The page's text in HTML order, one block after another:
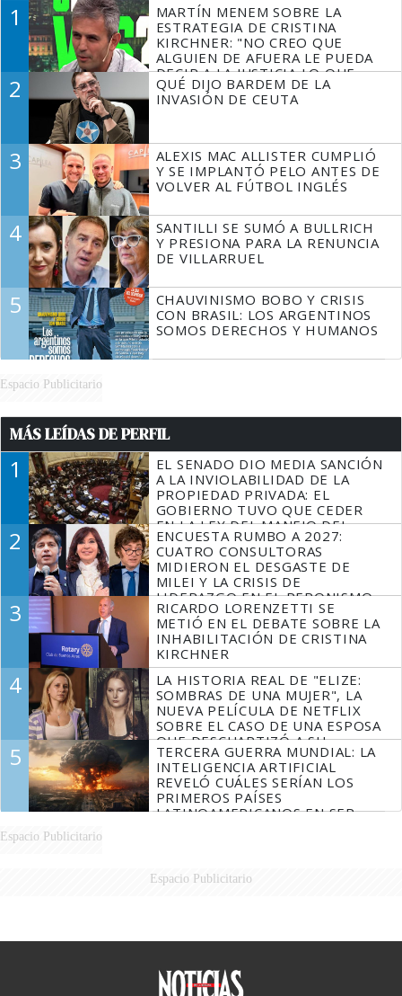
1
MARTÍN MENEM SOBRE LA
ESTRATEGIA DE CRISTINA
KIRCHNER: "NO CREO QUE
ALGUIEN DE AFUERA LE PUEDA
DECIR A LA JUSTICIA LO QUE
TIENE QUE HACER"
2
QUÉ DIJO BARDEM DE LA
INVASIÓN DE CEUTA
3
ALEXIS MAC ALLISTER CUMPLIÓ
Y SE IMPLANTÓ PELO ANTES DE
VOLVER AL FÚTBOL INGLÉS
4
SANTILLI SE SUMÓ A BULLRICH
Y PRESIONA PARA LA RENUNCIA
DE VILLARRUEL
5
CHAUVINISMO BOBO Y CRISIS
CON BRASIL: LOS ARGENTINOS
SOMOS DERECHOS Y HUMANOS
Espacio Publicitario
MÁS LEÍDAS DE PERFIL
1
EL SENADO DIO MEDIA SANCIÓN
A LA INVIOLABILIDAD DE LA
PROPIEDAD PRIVADA: EL
GOBIERNO TUVO QUE CEDER
EN LA LEY DEL MANEJO DEL
FUEGO
2
ENCUESTA RUMBO A 2027:
CUATRO CONSULTORAS
MIDIERON EL DESGASTE DE
MILEI Y LA CRISIS DE
LIDERAZGO EN EL PERONISMO
3
RICARDO LORENZETTI SE
METIÓ EN EL DEBATE SOBRE LA
INHABILITACIÓN DE CRISTINA
KIRCHNER
4
LA HISTORIA REAL DE "ELIZE:
SOMBRAS DE UNA MUJER", LA
NUEVA PELÍCULA DE NETFLIX
SOBRE EL CASO DE UNA ESPOSA
QUE DESCUARTIZÓ A SU
MARIDO
5
TERCERA GUERRA MUNDIAL: LA
INTELIGENCIA ARTIFICIAL
REVELÓ CUÁLES SERÍAN LOS
PRIMEROS PAÍSES
LATINOAMERICANOS EN SER
Espacio Publicitario
Espacio Publicitario